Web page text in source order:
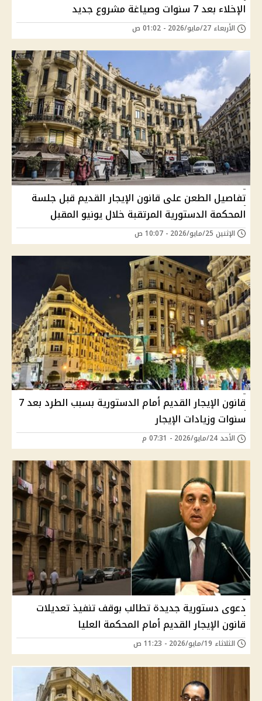
الإخلاء بعد 7 سنوات وصياغة مشروع جديد
الأربعاء 27/مايو/2026 - 01:02 ص
تفاصيل الطعن على قانون الإيجار القديم قبل جلسة
المحكمة الدستورية المرتقبة خلال يونيو المقبل
الإثنين 25/مايو/2026 - 10:07 ص
قانون الإيجار القديم أمام الدستورية بسبب الطرد بعد 7
سنوات وزيادات الإيجار
الأحد 24/مايو/2026 - 07:31 م
دعوى دستورية جديدة تطالب بوقف تنفيذ تعديلات
قانون الإيجار القديم أمام المحكمة العليا
الثلاثاء 19/مايو/2026 - 11:23 ص